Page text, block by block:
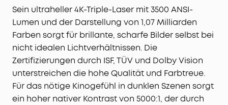
dunklen Szenen.
Perfekter Klang von jedem Platz:Dank FlexWave™
verschiebst du deinen Sweet Spot einfach
dorthin, wo du sitzt – für optimalen Raumklang
und gleichbleibende Soundqualität.
Mobiles All-in-One Heimkino: 4K-Projektor,
kabelloses 7.1.4-Soundsystem und Dual-Mikrofone
in einem Setup. Mit Rollen und Teleskopgriff
nimmst du dein Kino einfach überallhin mit.
Sein ultraheller 4K-Triple-Laser mit 3500 ANSI-
Lumen und der Darstellung von 1,07 Milliarden
Farben sorgt für brillante, scharfe Bilder selbst bei
nicht idealen Lichtverhältnissen. Die
Zertifizierungen durch ISF, TÜV und Dolby Vision
unterstreichen die hohe Qualität und Farbtreue.
Für das nötige Kinogefühl in dunklen Szenen sorgt
ein hoher nativer Kontrast von 5000:1, der durch